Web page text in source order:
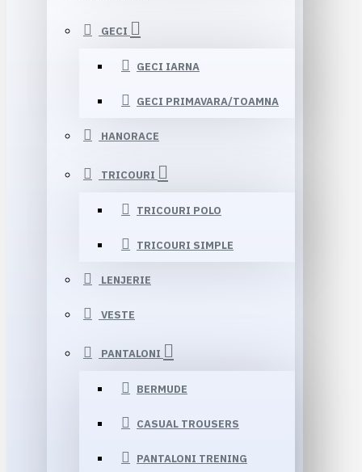
GECI
GECI IARNA
GECI PRIMAVARA/TOAMNA
HANORACE
TRICOURI
TRICOURI POLO
TRICOURI SIMPLE
LENJERIE
VESTE
PANTALONI
BERMUDE
CASUAL TROUSERS
PANTALONI TRENING